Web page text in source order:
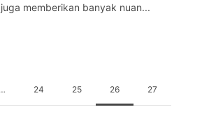
memberikan banyak nuan...
… 24 25 26 27